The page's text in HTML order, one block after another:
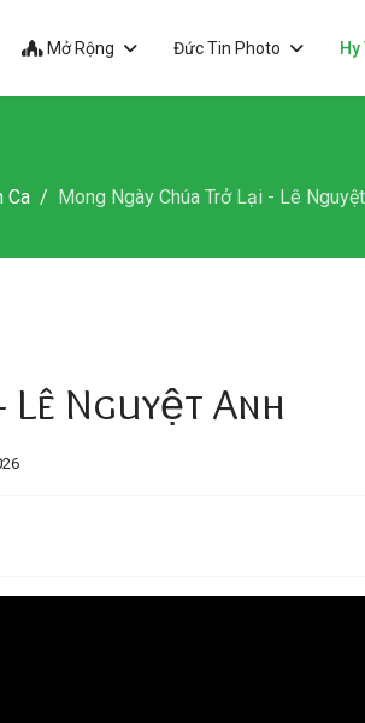
Mở Rộng Đức Tin Photo
Ca Mong Ngày Chúa Trở Lại - Lê
Nguyệt Anh